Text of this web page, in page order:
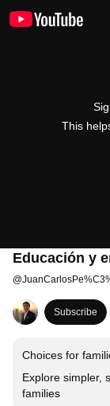
This
Educación y
@
Subscribe
Choices for
Explore simpler,
families